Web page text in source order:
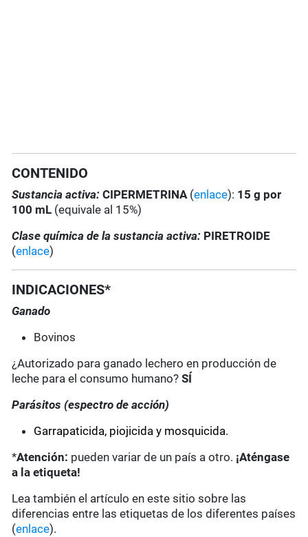
CONTENIDO
Sustancia activa:CIPERMETRINA (enlace): 15 g por
100 mL (equivale al 15%)
Clase química de la sustancia activa: PIRETROIDE
(enlace)
INDICACIONES*
Ganado
Bovinos
¿Autorizado para ganado lechero en producción de
leche para el consumo humano?SÍ
Parásitos (espectro de acción)
Garrapaticida, piojicida y mosquicida.
*Atención: pueden variar de un país a otro. ¡Aténgase
a la etiqueta!
Lea también el artículo en este sitio sobre las
diferencias entre las etiquetas de los diferentes países
(enlace).